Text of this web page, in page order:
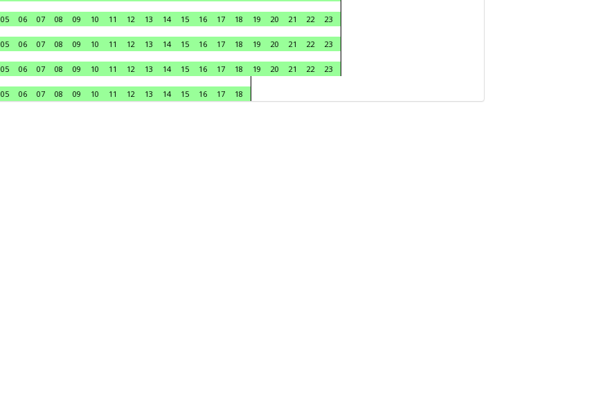
05 06 07 08 09 10 11 12 13 14 15 16 17 18 19 20 21 22
23
05 06 07 08 09 10 11 12 13 14 15 16 17 18 19 20 21 22
23
05 06 07 08 09 10 11 12 13 14 15 16 17 18 19 20 21 22
23
05 06 07 08 09 10 11 12 13 14 15 16 17 18